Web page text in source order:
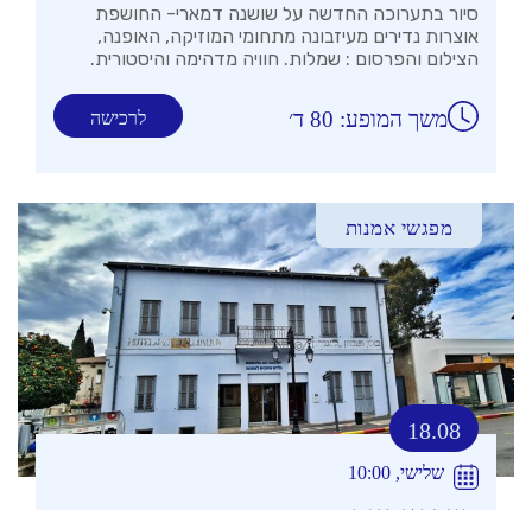
סיור בתערוכה החדשה על שושנה דמארי- החושפת
אוצרות נדירים מעיזבונה מתחומי המוזיקה, האופנה,
הצילום והפרסום : שמלות. חוויה מדהימה והיסטורית.
לרכישה משך המופע: 80 ד׳
מפגשי אמנות
18.08
שלישי, 10:00